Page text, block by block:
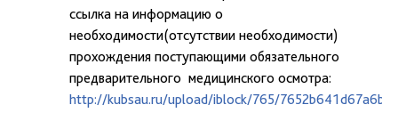
ссылка на информацию о
необходимости(отсутствии необходимости)
прохождения поступающими обязательного
предварительного медицинского осмотра:
http://kubsau.ru/upload/iblock/765/